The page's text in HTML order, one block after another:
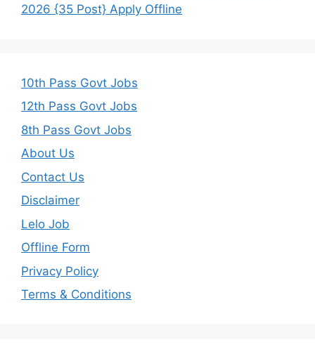
2026 {35 Post} Apply Offline
10th Pass Govt Jobs
12th Pass Govt Jobs
8th Pass Govt Jobs
About Us
Contact Us
Disclaimer
Lelo Job
Offline Form
Privacy Policy
Terms & Conditions